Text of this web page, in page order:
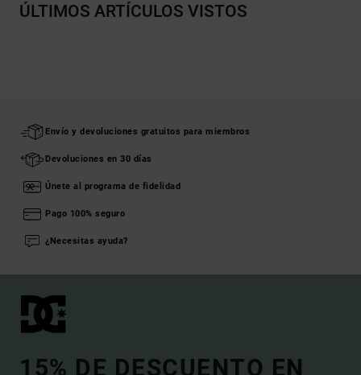
ÚLTIMOS ARTÍCULOS VISTOS
Envío y devoluciones gratuitos para miembros
Devoluciones en 30 días
Únete al programa de fidelidad
Pago 100% seguro
¿Necesitas ayuda?
15% DE DESCUENTO EN